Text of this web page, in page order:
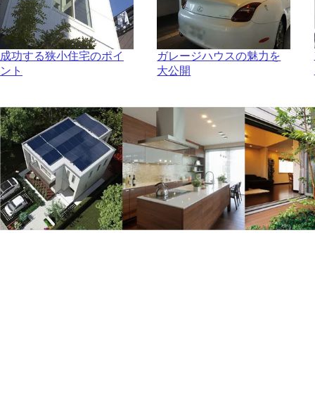
成功する狭小住宅のポイ
ント
ガレージハウスの魅力を
大公開